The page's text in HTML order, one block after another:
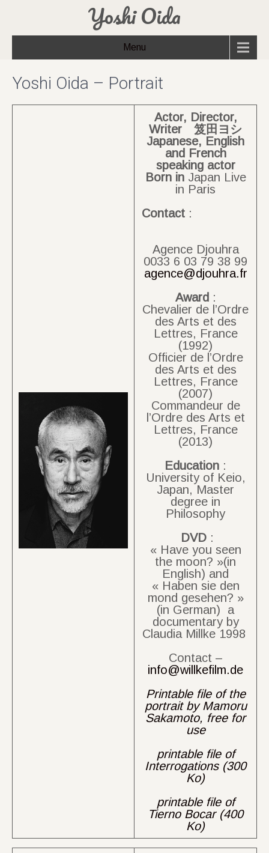
Yoshi Oida
Menu
Yoshi Oida – Portrait
Actor, Director,
Writer 笈田ヨシ
Japanese, English
and French
speaking actor
Born inJapan Live
in Paris
Contact:
Agence Djouhra
0033 6 03 79 38 99
agence@djouhra.fr
Award :
Chevalier de l’Ordre
des Arts et des
Lettres, France
(1992)
Officier de l’Ordre
des Arts et des
Lettres, France
(2007)
Commandeur de
l’Ordre des Arts et
Lettres, France
(2013)
Education :
University of Keio,
Japan, Master
degree in
Philosophy
DVD :
« Have you seen
the moon? »(in
English) and
« Haben sie den
mond gesehen? »
(in German) a
documentary by
Claudia Millke 1998
Contact –
info@willkefilm.de
Printable file of the
portrait by Mamoru
Sakamoto, free for
use
printable file of
Interrogations (300
Ko)
printable file of
Tierno Bocar (400
Ko)